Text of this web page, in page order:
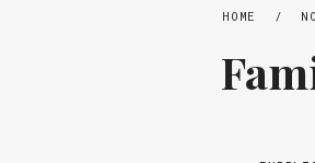
HOME /